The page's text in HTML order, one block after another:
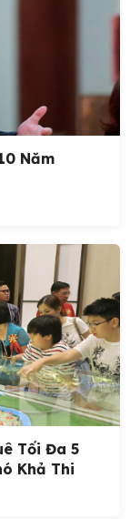
Năm
Tối Đa 5
Khả Thi